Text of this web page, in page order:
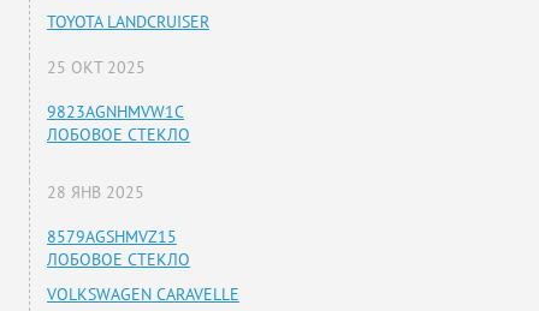
TOYOTA LANDCRUISER
25 ОКТ 2025
9823AGNHMVW1C
ЛОБОВОЕ СТЕКЛО
28 ЯНВ 2025
8579AGSHMVZ15
ЛОБОВОЕ СТЕКЛО
VOLKSWAGEN CARAVELLE